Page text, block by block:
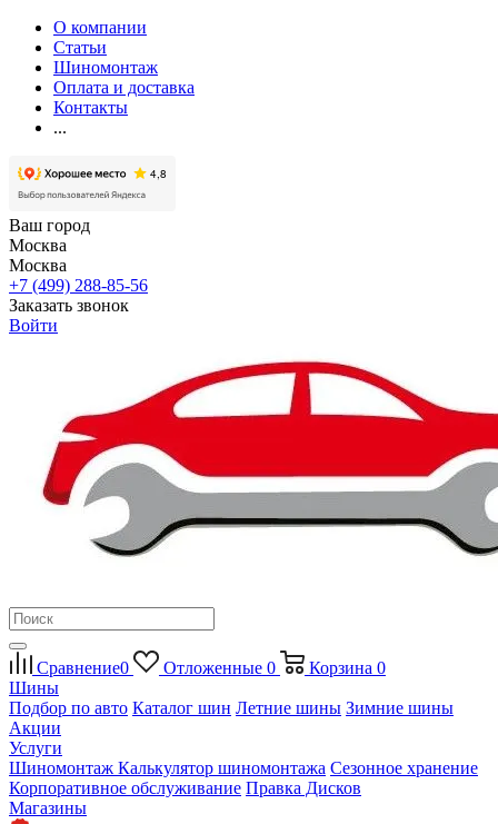
О компании
Статьи
Шиномонтаж
Оплата и доставка
Контакты
...
Ваш город
Москва
Москва
+7 (499) 288-85-56
Заказать звонок
Войти
Сравнение0 Отложенные 0 Корзина 0
Шины
Подбор по авто Каталог шин Летние шины Зимние шины
Акции
Услуги
Шиномонтаж Калькулятор шиномонтажа Сезонное хранение
Корпоративное обслуживание Правка Дисков
Магазины